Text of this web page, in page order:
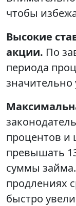
чтобы
Высокие
акции. По
периода
значительно
процентов и
превышать
суммы
продлениях
быстро